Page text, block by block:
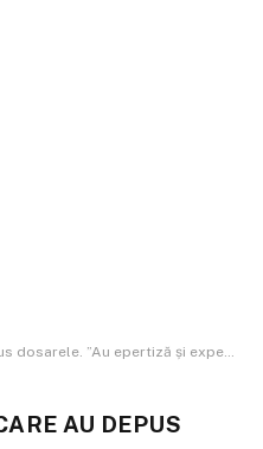
”Au epertiză și experiență pe trei paliere cheie”
AU DEPUS